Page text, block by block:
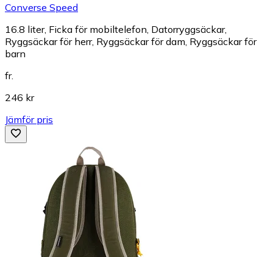
Converse Speed
16.8 liter, Ficka för mobiltelefon, Datorryggsäckar,
Ryggsäckar för herr, Ryggsäckar för dam, Ryggsäckar för
barn
fr.
246 kr
Jämför pris